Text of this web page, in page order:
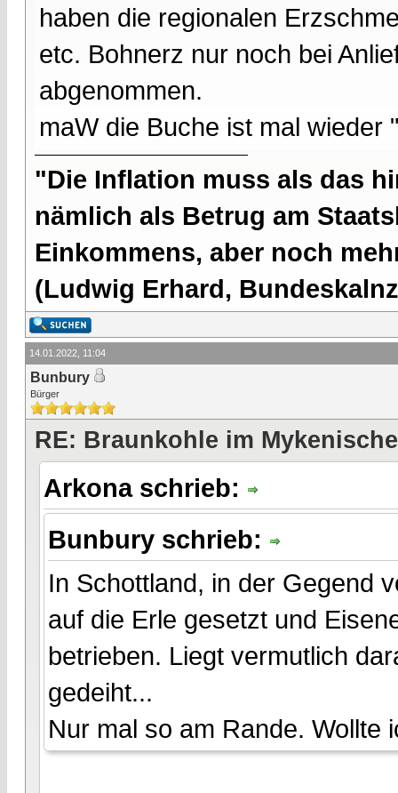
haben die regionalen
etc. Bohnerz nur noch bei
abgenommen.
maW die Buche ist mal wieder
"Die Inflation muss als das
nämlich als Betrug am
Einkommens, aber noch
(Ludwig Erhard,
14.01.2022, 11:04
Bunbury
Bürger
RE: Braunkohle im
Arkona schrieb:
Bunbury schrieb:
In Schottland, in der Gegend
auf die Erle gesetzt und
betrieben. Liegt vermutlich
gedeiht...
Nur mal so am Rande. Wollte